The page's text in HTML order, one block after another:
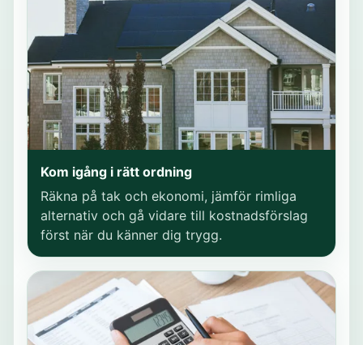
Kom igång i rätt ordning
Räkna på tak och ekonomi, jämför rimliga
alternativ och gå vidare till kostnadsförslag
först när du känner dig trygg.